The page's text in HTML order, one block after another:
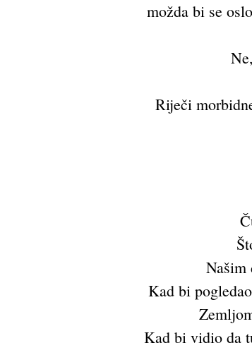
možda bi se
Riječi
Našim
Kad bi
Kad bi vidio da